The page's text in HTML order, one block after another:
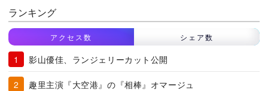
ランキング
アクセス数 シェア数
影山優佳、ランジェリーカット公開
趣里主演『大空港』の『相棒』オマージュ